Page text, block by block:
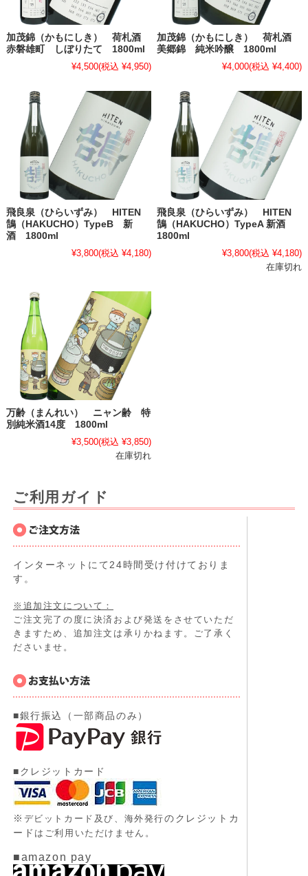
加茂錦（かもにしき） 荷札酒
赤磐雄町 しぼりたて 1800ml
¥4,500(税込 ¥4,950)
加茂錦（かもにしき） 荷札酒
美郷錦 純米吟醸 1800ml
¥4,000(税込 ¥4,400)
飛良泉（ひらいずみ） HITEN
鵠（HAKUCHO）TypeB 新
酒 1800ml
¥3,800(税込 ¥4,180)
飛良泉（ひらいずみ） HITEN
鵠（HAKUCHO）TypeA 新酒
1800ml
¥3,800(税込 ¥4,180)
在庫切れ
万齢（まんれい） ニャン齢 特
別純米酒14度 1800ml
¥3,500(税込 ¥3,850)
在庫切れ
ご利用ガイド
インターネットにて24時間受け付けておりま
す。
※追加注文について：
ご注文完了の度に決済および発送をさせていただ
きますため、追加注文は承りかねます。ご了承く
ださいませ。
■銀行振込（一部商品のみ）
■クレジットカード
※ デビットカード及び、 海外発行のクレジットカ
ード はご利用いただけません。
■amazon pay